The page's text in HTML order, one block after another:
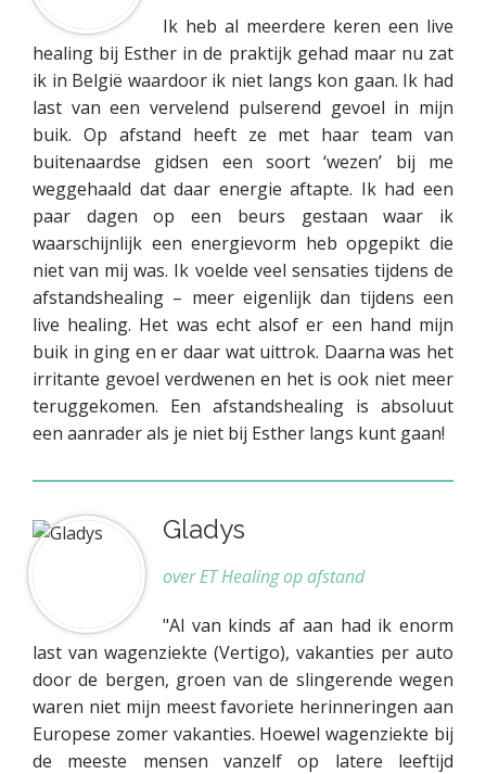
Ik heb al meerdere keren een live
healing bij Esther in de praktijk gehad maar nu zat
ik in België waardoor ik niet langs kon gaan. Ik had
last van een vervelend pulserend gevoel in mijn
buik. Op afstand heeft ze met haar team van
buitenaardse gidsen een soort ‘wezen’ bij me
weggehaald dat daar energie aftapte. Ik had een
paar dagen op een beurs gestaan waar ik
waarschijnlijk een energievorm heb opgepikt die
niet van mij was. Ik voelde veel sensaties tijdens de
afstandshealing – meer eigenlijk dan tijdens een
live healing. Het was echt alsof er een hand mijn
buik in ging en er daar wat uittrok. Daarna was het
irritante gevoel verdwenen en het is ook niet meer
teruggekomen. Een afstandshealing is absoluut
een aanrader als je niet bij Esther langs kunt gaan!
Gladys
over ET Healing op afstand
"Al van kinds af aan had ik enorm
last van wagenziekte (Vertigo), vakanties per auto
door de bergen, groen van de slingerende wegen
waren niet mijn meest favoriete herinneringen aan
Europese zomer vakanties. Hoewel wagenziekte bij
de meeste mensen vanzelf op latere leeftijd